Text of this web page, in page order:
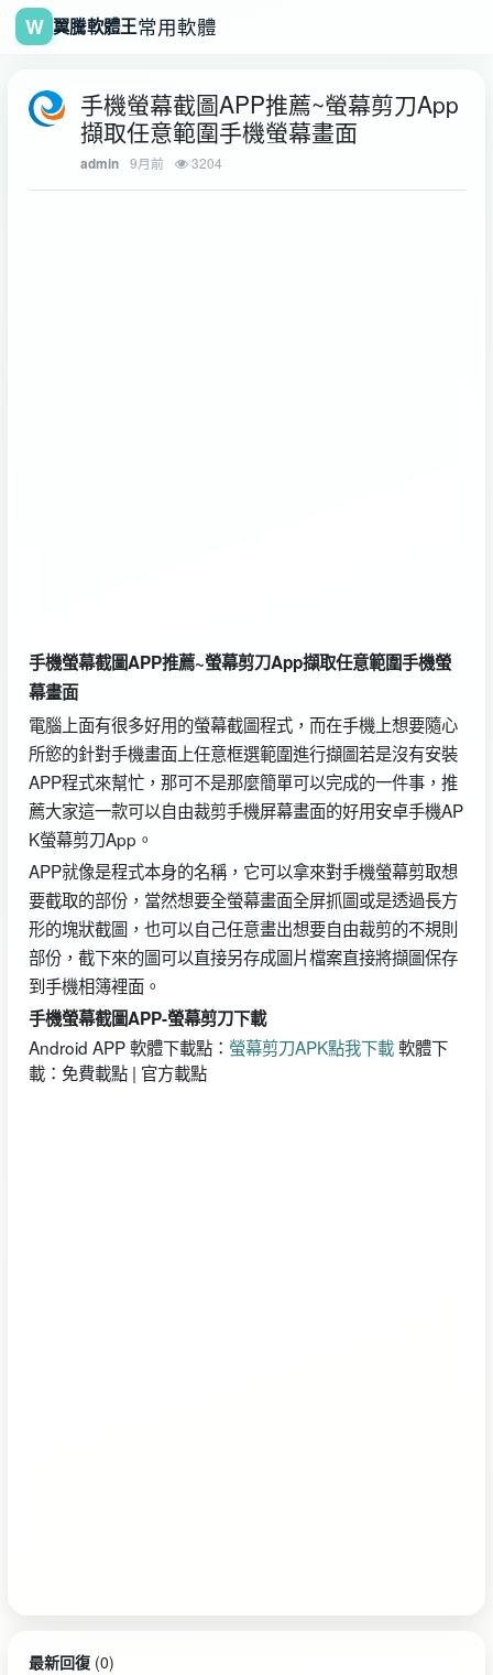
W 翼騰軟體王常用軟體
手機螢幕截圖APP推薦~螢幕剪刀App
擷取任意範圍手機螢幕畫面
admin 9月前 3204
手機螢幕截圖APP推薦~螢幕剪刀App擷取任意範圍手機螢
幕畫面
電腦上面有很多好用的螢幕截圖程式，而在手機上想要隨心
所慾的針對手機畫面上任意框選範圍進行擷圖若是沒有安裝
APP程式來幫忙，那可不是那麼簡單可以完成的一件事，推
薦大家這一款可以自由裁剪手機屏幕畫面的好用安卓手機AP
K螢幕剪刀App。
APP就像是程式本身的名稱，它可以拿來對手機螢幕剪取想
要截取的部份，當然想要全螢幕畫面全屏抓圖或是透過長方
形的塊狀截圖，也可以自己任意畫出想要自由裁剪的不規則
部份，截下來的圖可以直接另存成圖片檔案直接將擷圖保存
到手機相簿裡面。
手機螢幕截圖APP-螢幕剪刀下載
Android APP 軟體下載點： 螢幕剪刀APK點我下載軟體下
載：免費載點 | 官方載點
最新回復(0)